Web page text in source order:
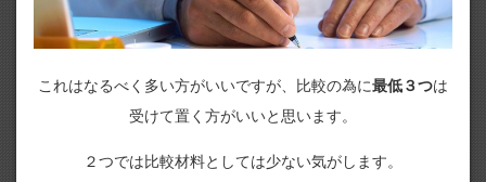
これはなるべく多い方がいいですが、比較の為に最低３つは
受けて置く方がいいと思います。
２つでは比較材料としては少ない気がします。